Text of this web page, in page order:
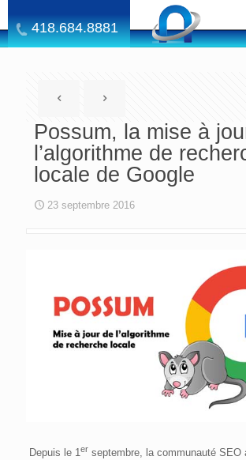
418.684.8881
Possum, la mise à
l’algorithme de
locale de Google
23 septembre 2016
Depuis le 1er septembre, la communauté SEO